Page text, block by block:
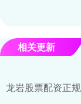
相关更新
龙岩股票配资正